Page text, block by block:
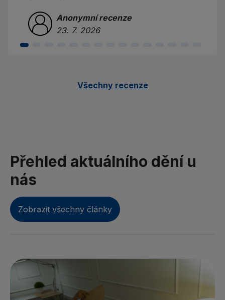
Anonymní recenze
23. 7. 2026
Všechny recenze
Přehled aktuálního dění u
nás
Zobrazit všechny články